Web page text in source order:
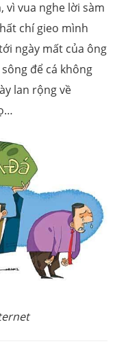
vì vua nghe lời sàm
chí gieo mình
ngày mất của ông
để cá không
lan rộng về